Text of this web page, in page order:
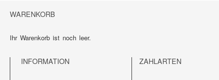
WARENKORB
Ihr Warenkorb ist noch leer.
INFORMATION ZAHLARTEN